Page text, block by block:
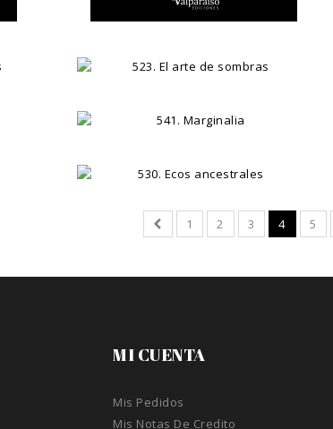
1 2 3 4 5
MI CUENTA
Mis Pedidos
Mis Notas De Credito